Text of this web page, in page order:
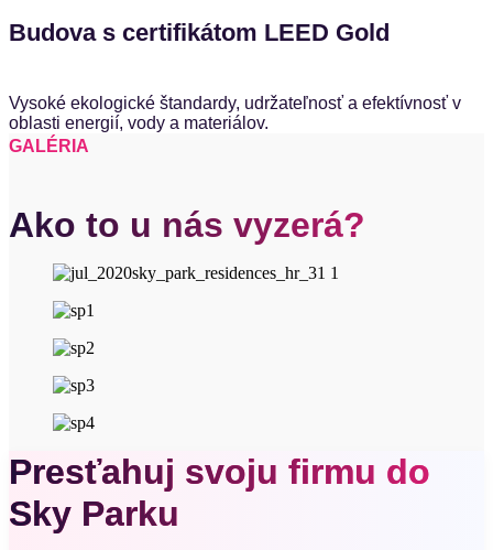
Budova s certifikátom LEED Gold
Vysoké ekologické štandardy, udržateľnosť a efektívnosť v
oblasti energií, vody a materiálov.
GALÉRIA
Ako to u nás vyzerá?
Presťahuj svoju firmu do
Sky Parku